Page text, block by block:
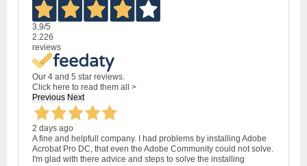
3,9/5
2.226
reviews
Our 4 and 5 star reviews.
Click here to read them all >
Previous Next
2 days ago
A fine and helpfull company. I had problems by installing Adobe
Acrobat Pro DC, that even the Adobe Community could not solve.
I'm glad with there advice and steps to solve the installing